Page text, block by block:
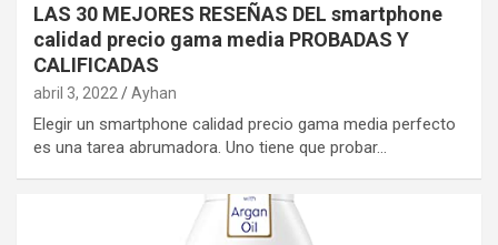
LAS 30 MEJORES RESEÑAS DEL smartphone
calidad precio gama media PROBADAS Y
CALIFICADAS
abril 3, 2022 Ayhan
Elegir un smartphone calidad precio gama media perfecto
es una tarea abrumadora. Uno tiene que probar…